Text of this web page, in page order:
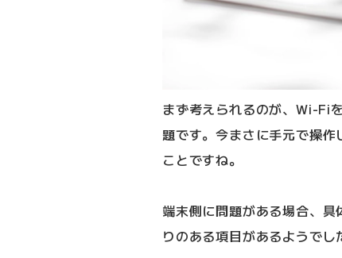
まず考えられるのが、Wi-Fi
題です。今まさに手元で操
ことですね。
端末側に問題がある場合、
りのある項目があるようでし